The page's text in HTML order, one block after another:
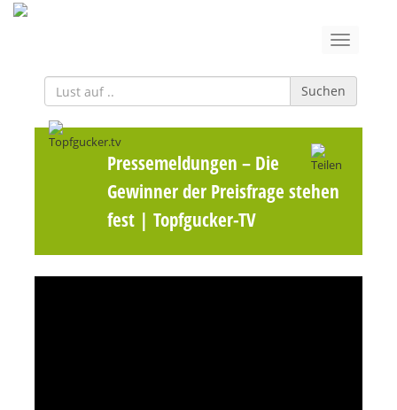
Suchen
Pressemeldungen – Die
Gewinner der Preisfrage stehen
fest | Topfgucker-TV